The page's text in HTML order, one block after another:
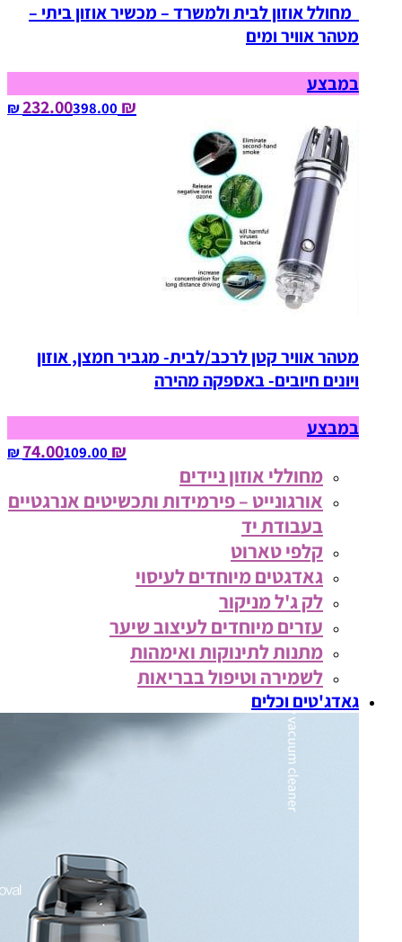
מחולל אוזון לבית ולמשרד – מכשיר אוזון ביתי –
מטהר אוויר ומים
במבצע
₪ 232.00
398.00‏ ₪
מטהר אוויר קטן לרכב/לבית- מגביר חמצן, אוזון
ויונים חיובים- באספקה מהירה
במבצע
₪ 74.00
109.00‏ ₪
מחוללי אוזון ניידים
אורגונייט – פירמידות ותכשיטים אנרגטיים
בעבודת יד
קלפי טארוט
גאדגטים מיוחדים לעיסוי
לק ג'ל מניקור
עזרים מיוחדים לעיצוב שיער
מתנות לתינוקות ואימהות
לשמירה וטיפול בבריאות
גאדג'טים וכלים